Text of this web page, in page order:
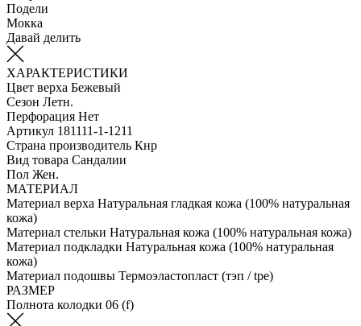
Подели
Мокка
Давай делить
ХАРАКТЕРИСТИКИ
Цвет верха Бежевый
Сезон Летн.
Перфорация Нет
Артикул 181111-1-1211
Страна производитель Кнр
Вид товара Сандалии
Пол Жен.
МАТЕРИАЛ
Материал верха Натуральная гладкая кожа (100% натуральная
кожа)
Материал стельки Натуральная кожа (100% натуральная кожа)
Материал подкладки Натуральная кожа (100% натуральная
кожа)
Материал подошвы Термоэластопласт (тэп / tpe)
РАЗМЕР
Полнота колодки 06 (f)